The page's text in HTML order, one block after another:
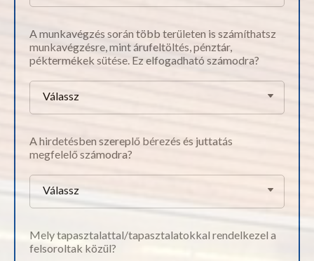
A munkavégzés során több területen is számíthatsz
munkavégzésre, mint árufeltöltés, pénztár,
péktermékek sütése. Ez elfogadható számodra?
Válassz
A hirdetésben szereplő bérezés és juttatás
megfelelő számodra?
Válassz
Mely tapasztalattal/tapasztalatokkal rendelkezel a
felsoroltak közül?